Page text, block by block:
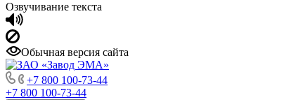
Озвучивание текста
Обычная версия сайта
+7 800 100-73-44
+7 800 100-73-44